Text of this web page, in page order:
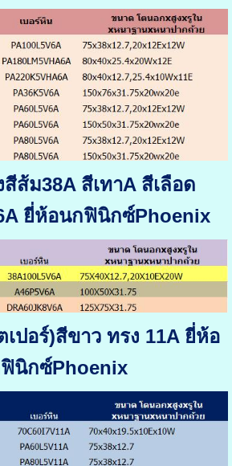
ส้ม38A สีเทาA สีเลือด
ยี่ห้อนกฟินิกซ์Phoenix
เปอร์)สีขาว ทรง 11A ยี่ห้อ
นิกซ์Phoenix